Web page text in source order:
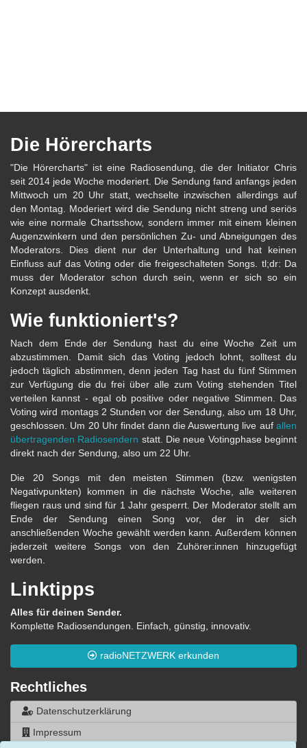
Die Hörercharts
"Die Hörercharts" ist eine Radiosendung, die der Initiator Chris
seit 2014 jede Woche moderiert. Die Sendung fand anfangs jeden
Mittwoch um 20 Uhr statt, wechselte inzwischen allerdings auf
den Montag. Moderiert wird die Sendung nicht streng und seriös
wie eine normale Chartsshow, sondern immer mit einem kleinen
Augenzwinkern und den persönlichen Zu- und Abneigungen des
Moderators. Dies dient nur der Unterhaltung und hat keinen
Einfluss auf das Voting oder die freigeschalteten Songs. tl;dr: Da
muss der Moderator schon durch sein, wenn er sich so ein
Konzept ausdenkt.
Wie funktioniert's?
Nach dem Ende der Sendung hast du eine Woche Zeit um
abzustimmen. Damit sich das Voting jedoch lohnt, solltest du
jedoch täglich abstimmen, denn jeden Tag hast du fünf Stimmen
zur Verfügung die du frei über alle zum Voting stehenden Titel
verteilen kannst - egal ob positive oder negative Stimmen. Das
Voting wird montags 2 Stunden vor der Sendung, also um 18 Uhr,
geschlossen. Um 20 Uhr findet dann die Auswertung live auf allen
übertragenden Radiosendern statt. Die neue Votingphase beginnt
direkt nach der Sendung, also um 22 Uhr.
Die 20 Songs mit den meisten Stimmen (bzw. wenigsten
Negativpunkten) kommen in die nächste Woche, alle weiteren
fliegen raus und sind für 1 Jahr gesperrt. Der Moderator stellt am
Ende der Sendung einen Song vor, der in der sich
anschließenden Woche gewählt werden kann. Außerdem können
jederzeit weitere Songs von den Zuhörer:innen hinzugefügt
werden.
Linktipps
Alles für deinen Sender.
Komplette Radiosendungen. Einfach, günstig, innovativ.
radioNETZWERK erkunden
Rechtliches
Datenschutzerklärung
Impressum